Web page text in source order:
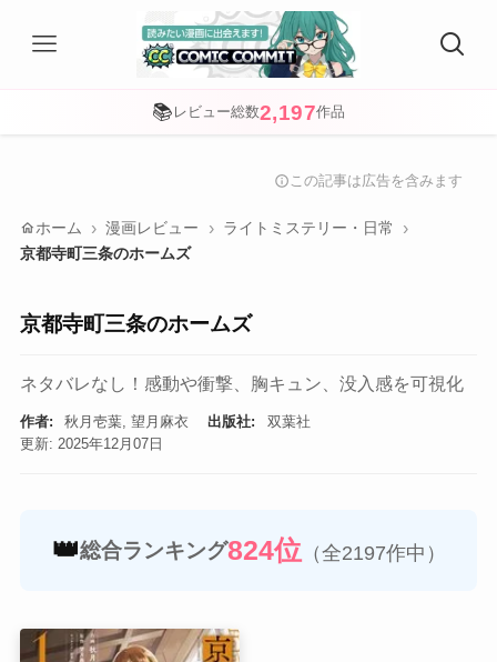
📚 レビュー総数2,197作品
info この記事は広告を含みます
home ホーム 漫画レビュー
ライトミステリー・日常
京都寺町三条のホームズ
京都寺町三条のホームズ
ネタバレなし！感動や衝撃、胸キュン、没入感を可視化
作者: 秋月壱葉, 望月麻衣 出版社:
双葉社
更新: 2025年12月07日
👑総合ランキング824位（全2197作中）